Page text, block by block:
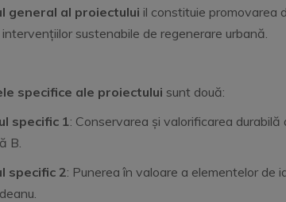
general al proiectului il constituie promovarea
sustenabile de regenerare urbană.
specifice ale proiectului sunt două:
specific 1: Conservarea și valorificarea
B.
specific 2: Punerea în valoare a elementelor de